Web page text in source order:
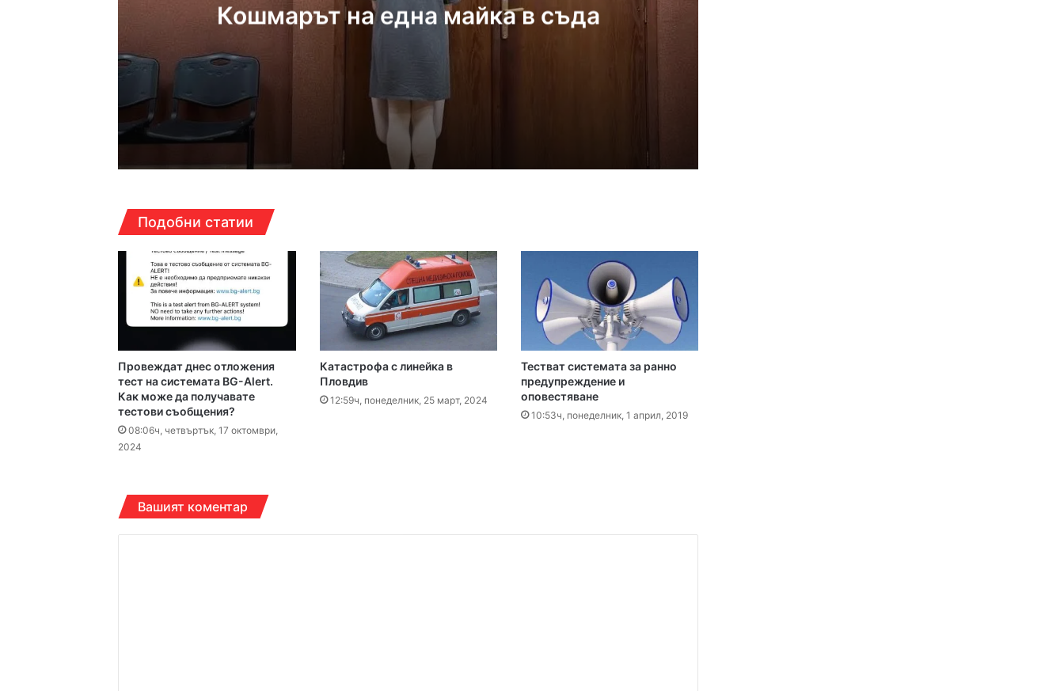
Кошмарът на една майка в съда
17:14ч, петък, 7 август, 2026
Кошмарът на една майка в съда
Над 5 кг наркотици иззети в Пловдивско за месец
16:16ч, петък, 7 август, 2026
Какво да правим в Пловдив (07.08– 13.08)
16:10ч, петък, 7 август, 2026
Етикетите в магазините остават само в евро
Подобни статии
Провеждат днес отложения
тест на системата BG-Alert.
Как може да получавате
тестови съобщения?
08:06ч, четвъртък, 17 октомври,
2024
Катастрофа с линейка в
Пловдив
12:59ч, понеделник, 25 март, 2024
Тестват системата за ранно
предупреждение и
оповестяване
10:53ч, понеделник, 1 април, 2019
Вашият коментар